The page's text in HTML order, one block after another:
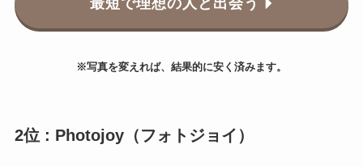
最短で理想の人と出会う
※写真を変えれば、結果的に安く済みます。
2位 : Photojoy（フォトジョイ）